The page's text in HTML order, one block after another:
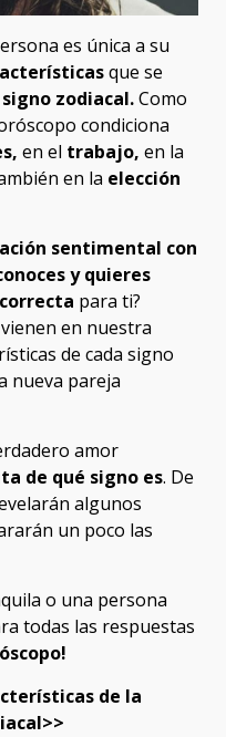
es única a su
que se
signo zodiacal.Como
condiciona
en el trabajo, en la
en la elección
sentimental con
y quieres
para ti?
en nuestra
de cada signo
nueva pareja
amor
de qué signo es. De
algunos
un poco las
o una persona
todas las respuestas
de la